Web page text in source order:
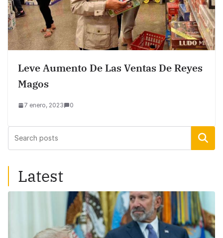
Leve Aumento De Las Ventas De Reyes
Magos
7 enero, 2023 0
Buscar
Latest